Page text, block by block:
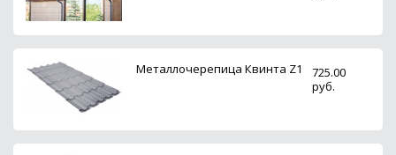
Металлочерепица Квинта Z1
725.00
руб.